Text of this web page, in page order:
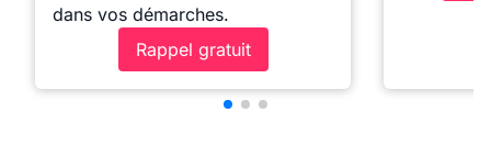
dans vos démarches.
Rappel gratuit